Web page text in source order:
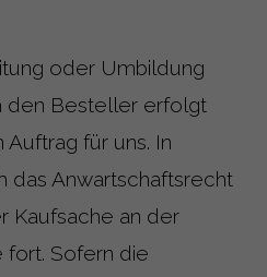
oder Umbildung
den Besteller erfolgt
für uns. In
das Anwartschaftsrecht
Kaufsache an der
Sofern die